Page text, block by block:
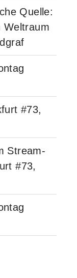
Quelle:
Weltraum
#73,
Stream-
#73,